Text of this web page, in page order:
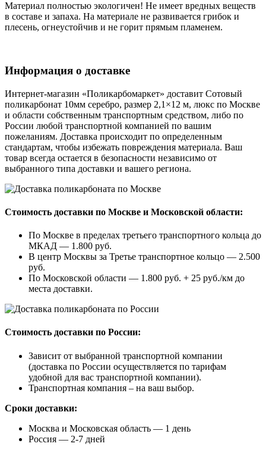
Материал полностью экологичен! Не имеет вредных веществ
в составе и запаха. На материале не развивается грибок и
плесень, огнеустойчив и не горит прямым пламенем.
Информация о доставке
Интернет-магазин «Поликарбомаркет» доставит Сотовый
поликарбонат 10мм серебро, размер 2,1×12 м, люкс по Москве
и области собственным транспортным средством, либо по
России любой транспортной компанией по вашим
пожеланиям. Доставка происходит по определенным
стандартам, чтобы избежать повреждения материала. Ваш
товар всегда остается в безопасности независимо от
выбранного типа доставки и вашего региона.
Стоимость доставки по Москве и Московской области:
По Москве в пределах третьего транспортного кольца до
МКАД — 1.800 руб.
В центр Москвы за Третье транспортное кольцо — 2.500
руб.
По Московской области — 1.800 руб. + 25 руб./км до
места доставки.
Стоимость доставки по России:
Зависит от выбранной транспортной компании
(доставка по России осуществляется по тарифам
удобной для вас транспортной компании).
Транспортная компания – на ваш выбор.
Сроки доставки:
Москва и Московская область — 1 день
Россия — 2-7 дней